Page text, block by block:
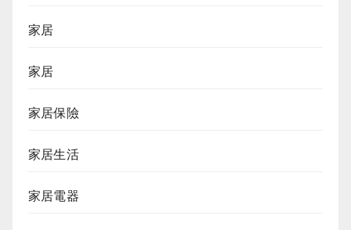
家居
家居
家居保險
家居生活
家居電器